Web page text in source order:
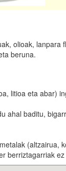
olioak,
beruna.
litioa eta abar)
baditu,
berriztagarriak